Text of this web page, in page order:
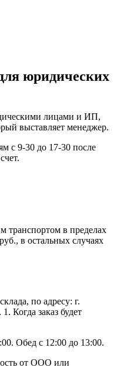
юридических
лицами и ИП,
выставляет менеджер.
с 9-30 до 17-30 после
транспортом в пределах
в остальных случаях
по адресу: г.
Когда заказ будет
Обед с 12:00 до 13:00.
от ООО или